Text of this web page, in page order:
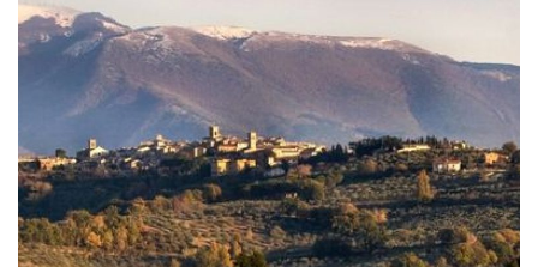
Cosa Vedere a Montefalco in un Giorno